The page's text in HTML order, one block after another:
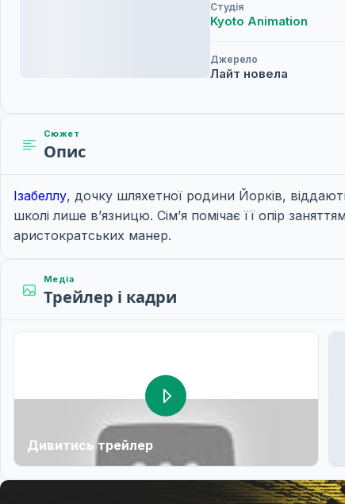
Студія
Kyoto Animation
Джерело
Лайт новела
Сюжет
Опис
Ізабеллу, дочку шляхетної родини Йорків,
школі лише в’язницю. Сім’я помічає її опір
аристократських манер.
Медіа
Трейлер і кадри
Дивитись трейлер